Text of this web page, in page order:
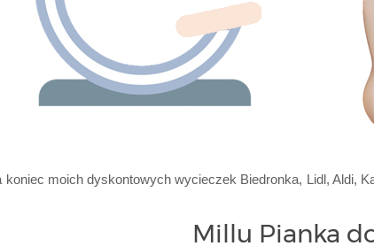
koniec moich dyskontowych wycieczek Biedronka, Lidl, Aldi,
Millu Pianka